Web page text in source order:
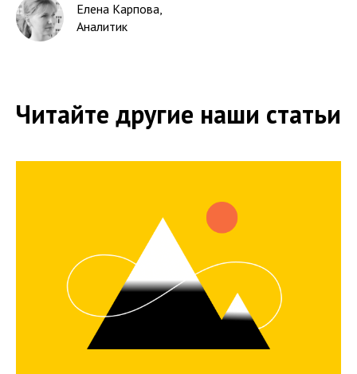
Елена Карпова,
Аналитик
Читайте другие наши статьи